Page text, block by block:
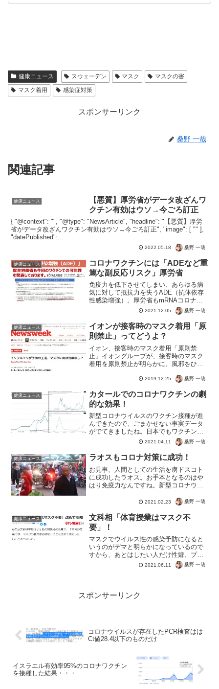
健康ニュース スウェーデン マスク
マスクの害
マスク着用
感染症対策
スポンサーリンク
桑野 一哉
関連記事
健康ニュース
【悪質】厚労省がデータ改ざんワ
クチン有効はウソ→今ごろ訂正
{ "@context": "", "@type": "NewsArticle", "headline": "【悪質】厚労
省がデータ改ざんワクチン有効はウソ→今ごろ訂正", "image": [ "" ],
"datePublished":...
2022.05.18 桑野 一哉
健康ニュース
コロナワクチンには「ADEなど重
篤な副反応リスク」厚労省
免疫力を低下させてしまい、あらゆる病
気に対して抵抗力を失うADE（抗体依存
性感染増強）。厚労省もmRNAコロナワ
クチンで危険性を告知済み。接種者は自
己責任で免疫力を失う選択をしたってこ
とですね。マスコミやワクチンの売人は
売上最優先なのでリス...
2021.12.05 桑野 一哉
健康ニュース
イオンが接客時のマスク着用「原
則禁止」ってどうよ？
イオン、接客時のマスク着用「原則禁
止」イオングループが、接客時のマスク
着用を原則禁止が明らかに。風邪をひい
た理由はこちら。 表情がわかりにくい 声
然、食品売り場で接客す...
2019.12.25 桑野 一哉
健康ニュース
カタールでのコロナワクチンの劇
的な効果！
新型コロナウイルスのワクチン接種が進
んできたので、ごまかせない事実データ
がでてきましたね。日本でもワクチン接
種、楽しみにしている人がいるんでしょ
うね。カタールではワクチン接種後、不
幸が爆発！公開している人も多いことで
しょう。カタール低速接種...
2021.04.11 桑野 一哉
健康ニュース ラオスもコロナ対策に成功！
お見事、人間としての生活を虜ドスコト
に成功したラオス。お手本となるのはや
はり免疫力なんですね。新型コロナウイ
しょう。マスクして、緊急事態にして、
れでも戻らないとアナウン...
2021.02.23 桑野 一哉
健康ニュース
文科相「体育授業はマスク不
要」！
マスクでウイルス性の感染予防になると
いうのがデマと明らかになっているので
すから、あとはしたい人だけ性癖、プレ
イとして勝手にお楽しみください。少な
くとも科学的にはどうやってもコロナ対
2021.06.11 桑野 一哉
スポンサーリンク
コロナウイルスが存在したPCR検査はは
Ct値28.4以下のものだけ
イスラエル有効率95%のコロナワクチン
を接種した結果・・・